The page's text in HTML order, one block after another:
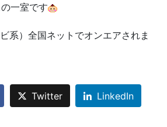
一室です
系）全国ネットでオンエアされま
Twitter LinkedIn